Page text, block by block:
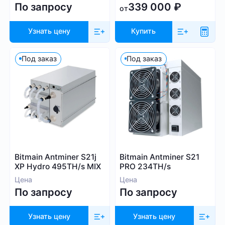
По запросу
Узнать цену
от339 000₽
Купить
Под заказ
Bitmain Antminer S21j
XP Hydro 495TH/s MIX
Цена
По запросу
Узнать цену
Под заказ
Bitmain Antminer S21
PRO 234TH/s
Цена
По запросу
Узнать цену